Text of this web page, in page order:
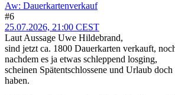
Aw: Dauerkartenverkauf
#6
25.07.2026, 21:00 CEST
Laut Aussage Uwe Hildebrand,
sind jetzt ca. 1800 Dauerkarten verkauft,
nachdem es ja etwas schleppend losging,
scheinen Spätentschlossene und Urlaub
haben.